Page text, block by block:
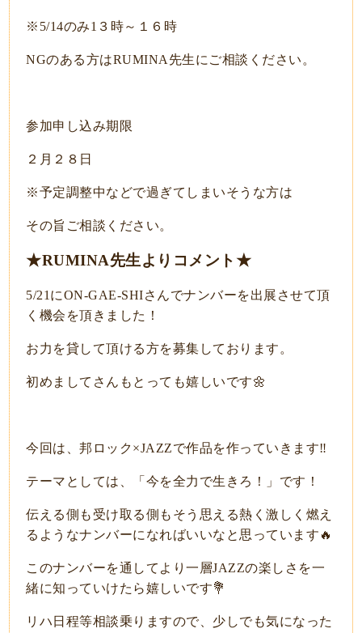
※5/14のみ1３時～１６時
NGのある方はRUMINA先生にご相談ください。
参加申し込み期限
２月２８日
※予定調整中などで過ぎてしまいそうな方は
その旨ご相談ください。
★RUMINA先生よりコメント★
5/21にON-GAE-SHIさんでナンバーを出展させて頂
く機会を頂きました！
お力を貸して頂ける方を募集しております。
初めましてさんもとっても嬉しいです🌼
今回は、邦ロック×JAZZで作品を作っていきます‼️
テーマとしては、「今を全力で生きろ！」です！
伝える側も受け取る側もそう思える熱く激しく燃え
るようなナンバーになればいいなと思っています🔥
このナンバーを通してより一層JAZZの楽しさを一
緒に知っていけたら嬉しいです💐
リハ日程等相談乗りますので、少しでも気になった